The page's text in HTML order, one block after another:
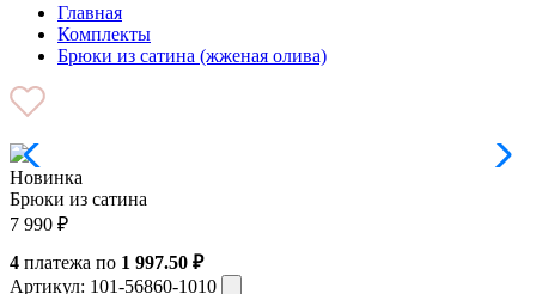
Главная
Комплекты
Брюки из сатина (жженая олива)
Новинка
Брюки из сатина
7 990 ₽
4 платежа по 1 997.50 ₽
Артикул: 101-56860-1010